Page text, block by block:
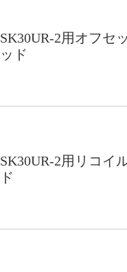
SK30UR-2用オフセ
ッド
SK30UR-2用リコイ
ド